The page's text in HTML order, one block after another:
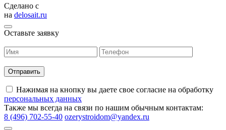
Сделано с
на delosait.ru
Оставьте заявку
Нажимая на кнопку вы даете свое согласие на обработку
персональных данных
Также мы всегда на связи по нашим обычным контактам:
8 (496) 702-55-40 ozerystroidom@yandex.ru